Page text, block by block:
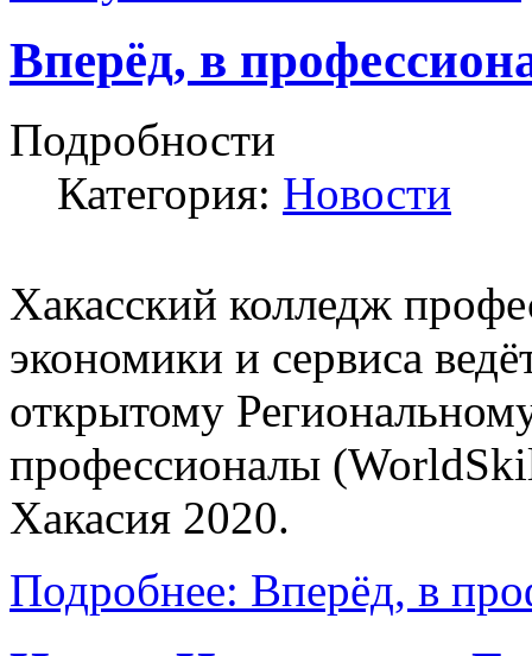
Вперёд, в
Подробности
Категория: Новости
Хакасский колледж
экономики и сервиса
открытому
профессионалы
Хакасия 2020.
Подробнее: Вперёд, в